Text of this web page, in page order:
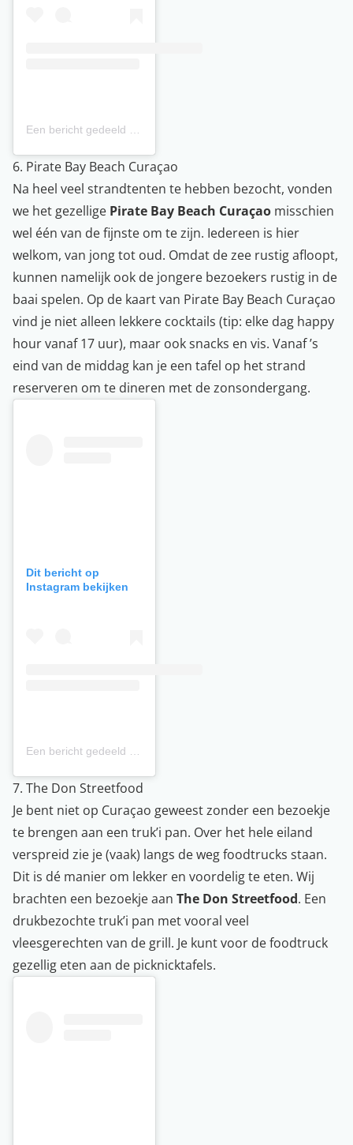
6. Pirate Bay Beach Curaçao
Na heel veel strandtenten te hebben bezocht, vonden
we het gezellige Pirate Bay Beach Curaçao misschien
wel één van de fijnste om te zijn. Iedereen is hier
welkom, van jong tot oud. Omdat de zee rustig afloopt,
kunnen namelijk ook de jongere bezoekers rustig in de
baai spelen. Op de kaart van Pirate Bay Beach Curaçao
vind je niet alleen lekkere cocktails (tip: elke dag happy
hour vanaf 17 uur), maar ook snacks en vis. Vanaf ’s
eind van de middag kan je een tafel op het strand
reserveren om te dineren met de zonsondergang.
Dit bericht op
Instagram bekijken
7. The Don Streetfood
Je bent niet op Curaçao geweest zonder een bezoekje
te brengen aan een truk’i pan. Over het hele eiland
verspreid zie je (vaak) langs de weg foodtrucks staan.
Dit is dé manier om lekker en voordelig te eten. Wij
brachten een bezoekje aan The Don Streetfood. Een
drukbezochte truk’i pan met vooral veel
vleesgerechten van de grill. Je kunt voor de foodtruck
gezellig eten aan de picknicktafels.